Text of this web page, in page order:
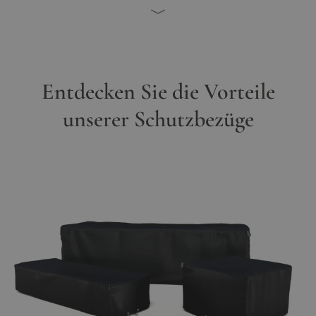
Entdecken Sie die Vorteile
unserer Schutzbezüge